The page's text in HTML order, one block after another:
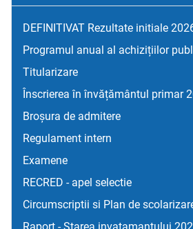
DEFINITIVAT Rezultate initiale
Programul anual al achizițiilor
Titularizare
Înscrierea în învățământul primar
Broșura de admitere
Regulament intern
Examene
RECRED - apel selectie
Circumscriptii si Plan de
Raport - Starea invatamantului